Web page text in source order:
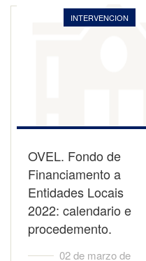
INTERVENCION
OVEL. Fondo de
Financiamento a
Entidades Locais
2022: calendario e
procedemento.
02 de marzo de